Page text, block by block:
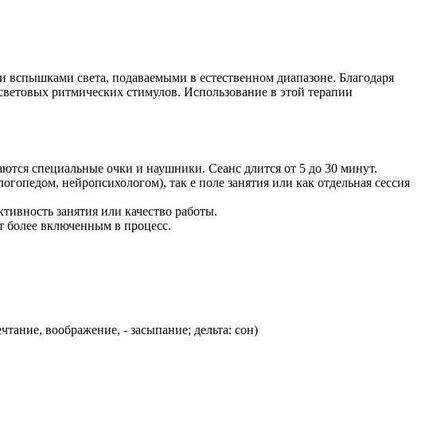
света, подаваемыми в естественном диапазоне. Благодаря
ритмических стимулов. Использование в этой терапии
специальные очки и наушники. Сеанс длится от 5 до 30 минут.
нейропсихологом), так е поле занятия или как отдельная сессия
занятия или качество работы.
более включенным в процесс.
воображение, - засыпание; дельта: сон)